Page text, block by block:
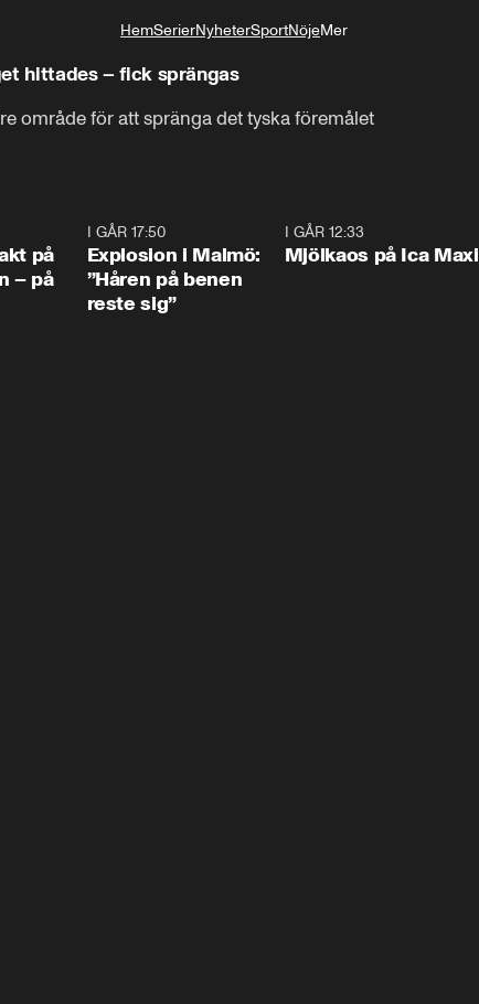
HemSerierNyheterSportNöjeMer
hittades – fick sprängas
område för att spränga det tyska föremålet
på
– på
I GÅR 17:50
Explosion i Malmö:
”Håren på benen
reste sig”
I GÅR 12:33
Mjölkaos på Ica Maxi